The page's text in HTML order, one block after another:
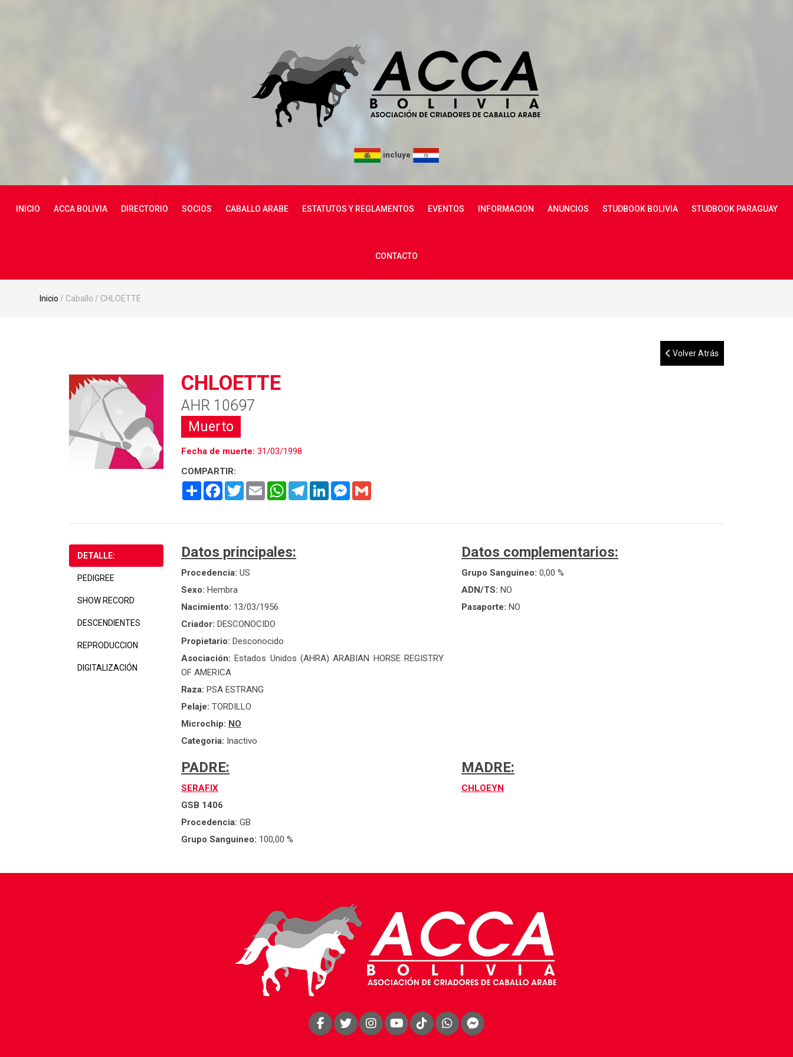
incluye
INICIO ACCA BOLIVIA DIRECTORIO SOCIOS CABALLO ARABE ESTATUTOS Y REGLAMENTOS EVENTOS INFORMACION ANUNCIOS STUDBOOK BOLIVIA STUDBOOK PARAGUAY
CONTACTO
Inicio / Caballo / CHLOETTE
Volver Atrás
CHLOETTE
AHR 10697
Muerto
Fecha de muerte: 31/03/1998
COMPARTIR:
Share FacebookTwitterEmail WhatsAppTelegramLinkedInMessenger
DETALLE:
PEDIGREE
SHOW RECORD
DESCENDIENTES
REPRODUCCION
DIGITALIZACIÓN
Datos principales:
Procedencia: US
Sexo: Hembra
Nacimiento: 13/03/1956
Criador: DESCONOCIDO
Propietario: Desconocido
Asociación:Estados Unidos (AHRA) ARABIAN HORSE REGISTRY
OF AMERICA
Raza: PSA ESTRANG
Pelaje: TORDILLO
Microchip: NO
Categoria: Inactivo
Datos complementarios:
Grupo Sanguineo: 0,00 %
ADN/TS: NO
Pasaporte: NO
PADRE:
SERAFIX
GSB 1406
Procedencia: GB
Grupo Sanguineo: 100,00 %
MADRE:
CHLOEYN